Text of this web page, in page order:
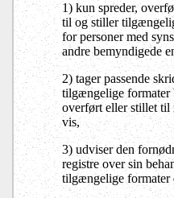
1) kun spreder,
til og stiller
for personer med
andre bemyndigede
2) tager passende
tilgængelige formater
overført eller stillet til
vis,
3) udviser den
registre over sin
tilgængelige formater